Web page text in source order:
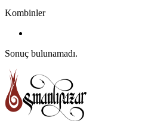
Kombinler
Sonuç bulunamadı.